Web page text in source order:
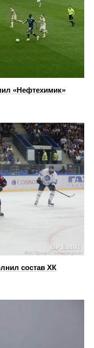
«Нефтехимик»
состав ХК